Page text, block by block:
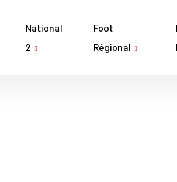
National
2
Foot
Régional